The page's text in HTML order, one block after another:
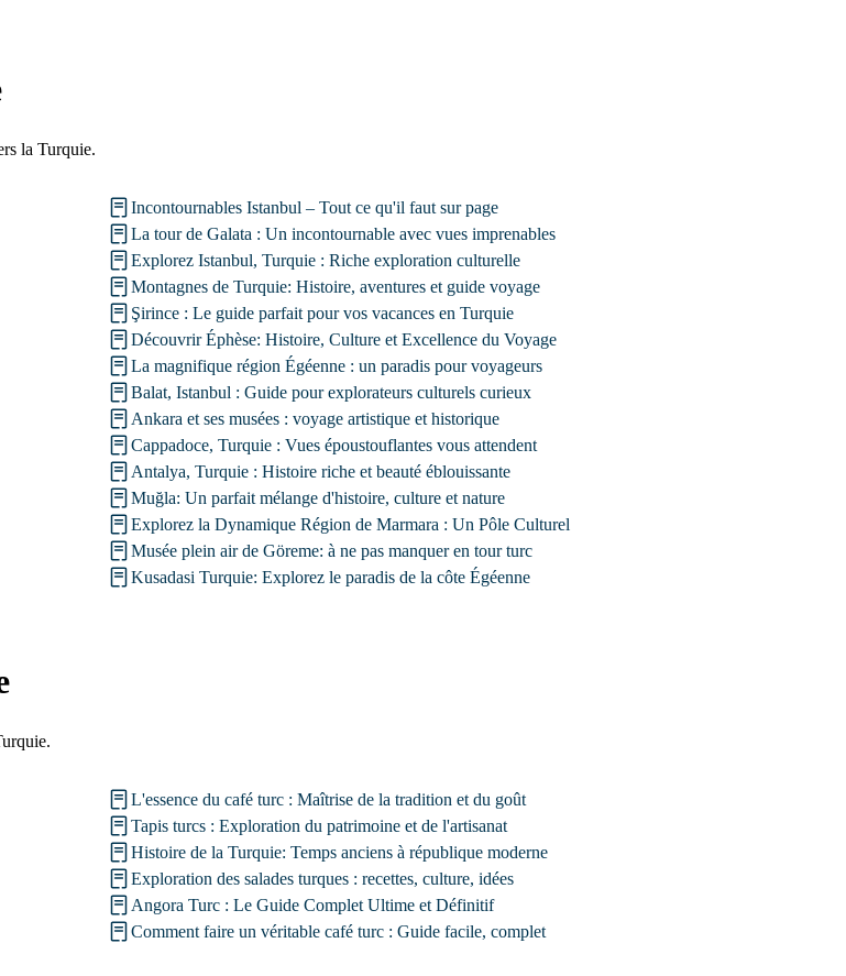
la Turquie.
Incontournables Istanbul – Tout ce qu'il faut sur page
La tour de Galata : Un incontournable avec vues imprenables
Explorez Istanbul, Turquie : Riche exploration culturelle
Montagnes de Turquie: Histoire, aventures et guide voyage
Şirince : Le guide parfait pour vos vacances en Turquie
Découvrir Éphèse: Histoire, Culture et Excellence du Voyage
La magnifique région Égéenne : un paradis pour voyageurs
Balat, Istanbul : Guide pour explorateurs culturels curieux
Ankara et ses musées : voyage artistique et historique
Cappadoce, Turquie : Vues époustouflantes vous attendent
Antalya, Turquie : Histoire riche et beauté éblouissante
Muğla: Un parfait mélange d'histoire, culture et nature
Explorez la Dynamique Région de Marmara : Un Pôle Culturel
Musée plein air de Göreme: à ne pas manquer en tour turc
Kusadasi Turquie: Explorez le paradis de la côte Égéenne
L'essence du café turc : Maîtrise de la tradition et du goût
Tapis turcs : Exploration du patrimoine et de l'artisanat
Histoire de la Turquie: Temps anciens à république moderne
Exploration des salades turques : recettes, culture, idées
Angora Turc : Le Guide Complet Ultime et Définitif
Comment faire un véritable café turc : Guide facile, complet